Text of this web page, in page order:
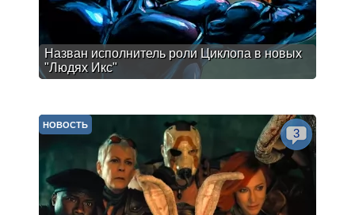
Назван исполнитель роли Циклопа в новых
"Людях Икс"
НОВОСТЬ
3